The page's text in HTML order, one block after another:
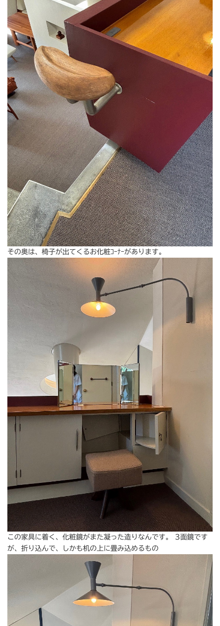
その奥は、椅子が出てくるお化粧ｺｰﾅｰがあります。
この家具に着く、化粧鏡がまた凝った造りなんです。 3面鏡です
が、折り込んで、しかも机の上に畳み込めるもの